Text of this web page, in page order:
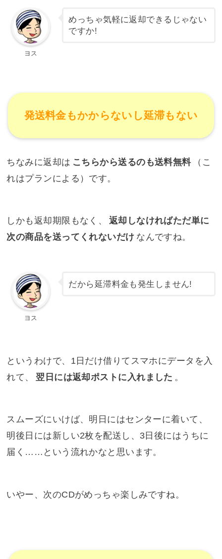
ヨス
めっちゃ気軽に返却できるじゃない
ですか!
発送料金もかからないし延滞もない
ちなみに返却は こちらから送るのも送料無料
（こ
れはプランによる）です。
しかも返却期限もなく、
返却しなければただ単に
次の商品を送ってくれないだけ なんですね。
ヨス
だから延滞料金も発生しません!
というわけで、1日だけ借りてスマホにデータを入
れて、
翌日には返却ポストに入れました 。
スムーズにいけば、明日にはセンターに着いて、
明後日には新しい2枚を配送し、3日後にはうちに
届く……という流れかなと思います。
いやー、次のCDがめっちゃ楽しみですね。